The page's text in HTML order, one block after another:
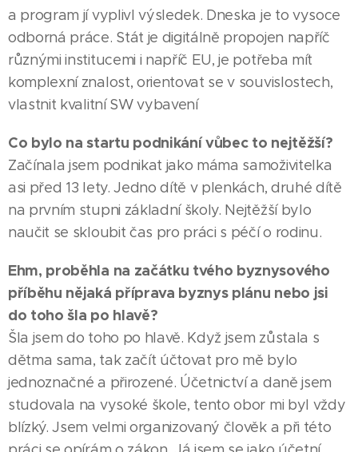
a program jí vyplivl výsledek. Dneska je to vysoce
odborná práce. Stát je digitálně propojen napříč
různými institucemi i napříč EU, je potřeba mít
komplexní znalost, orientovat se v souvislostech,
vlastnit kvalitní SW vybavení
Co bylo na startu podnikání vůbec to nejtěžší?
Začínala jsem podnikat jako máma samoživitelka
asi před 13 lety. Jedno dítě v plenkách, druhé dítě
na prvním stupni základní školy. Nejtěžší bylo
naučit se skloubit čas pro práci s péčí o rodinu.
Ehm, proběhla na začátku tvého byznysového
příběhu nějaká příprava byznys plánu nebo jsi
do toho šla po hlavě?
Šla jsem do toho po hlavě. Když jsem zůstala s
dětma sama, tak začít účtovat pro mě bylo
jednoznačné a přirozené. Účetnictví a daně jsem
studovala na vysoké škole, tento obor mi byl vždy
blízký. Jsem velmi organizovaný člověk a při této